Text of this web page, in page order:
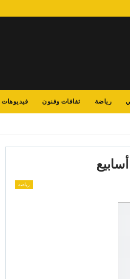
رياضة ثقافات وفنون فيديوهات
رياضة